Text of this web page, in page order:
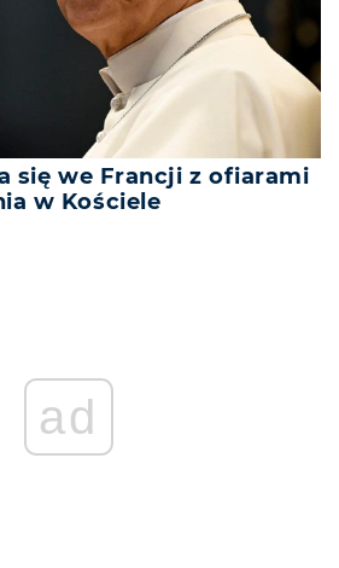
się we Francji z ofiarami
w Kościele
ad